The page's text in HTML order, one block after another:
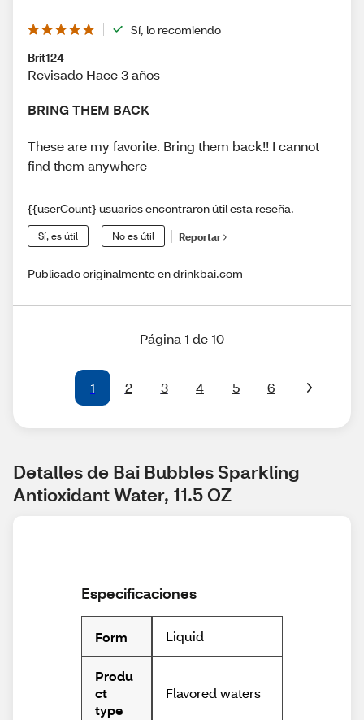
Sí, lo recomiendo
Brit124
Revisado Hace 3 años
BRING THEM BACK
These are my favorite. Bring them back!! I cannot
find them anywhere
{{userCount} usuarios encontraron útil esta reseña.
Sí, es útil No es útil Reportar
Publicado originalmente en drinkbai.com
Página 1 de 10
1 2 3 4 5 6
Detalles de Bai Bubbles Sparkling
Antioxidant Water, 11.5 OZ
Especificaciones
Form Liquid
Produ
ct
type
Flavored waters